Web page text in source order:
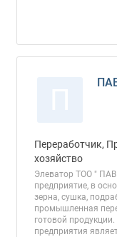
Переработчик,
хозяйство
Элеватор ТОО "
предприятие, в
зерна, сушка,
промышленная
готовой
предприятия